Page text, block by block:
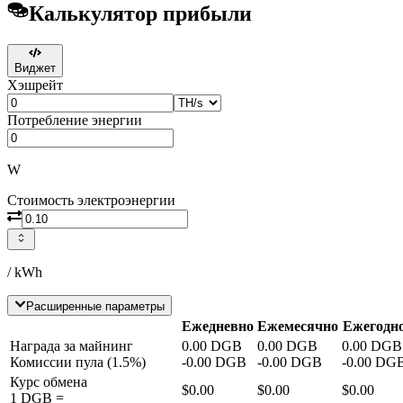
Калькулятор прибыли
Виджет
Хэшрейт
Потребление энергии
W
Стоимость электроэнергии
/ kWh
Расширенные параметры
Ежедневно Ежемесячно
Награда за майнинг
Комиссии пула (1.5%)
0.00 DGB
-0.00 DGB
0.00 DGB
-0.00 DGB
0.00 DGB
-0.00
Курс обмена
1 DGB =
$0.00 $0.00 $0.00